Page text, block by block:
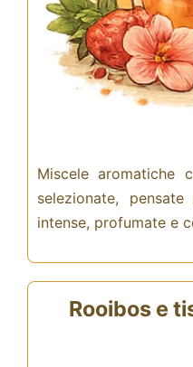
Miscele aromatiche
selezionate,
intense, profumate e
Rooibos e